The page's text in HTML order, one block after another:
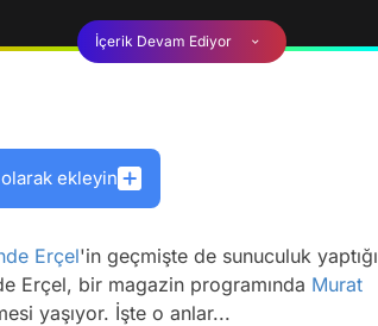
İçerik Devam Ediyor
ekleyin
Erçel'in geçmişte de sunuculuk yaptığı
Erçel, bir magazin programında Murat
yaşıyor. İşte o anlar...